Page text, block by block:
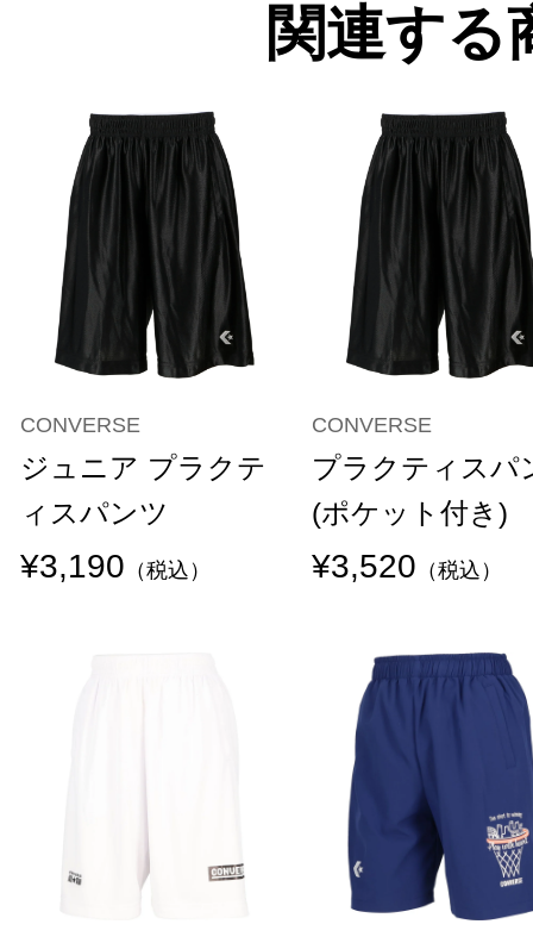
関連する
CONVERSE
ジュニア プラクテ
ィスパンツ
¥3,190 （税込）
CONVERSE
プラクティスパ
(ポケット付き)
¥3,520 （税込）